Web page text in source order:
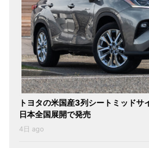
トヨタの米国産3列シートミッド
日本全国展開で発売
4日 ago